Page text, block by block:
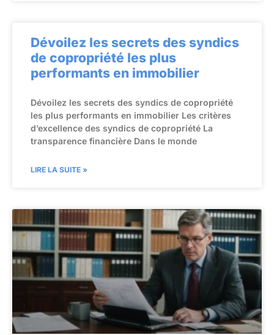
Dévoilez les secrets des syndics
de copropriété les plus
performants en immobilier
Dévoilez les secrets des syndics de copropriété
les plus performants en immobilier Les critères
d’excellence des syndics de copropriété La
transparence financière Dans le monde
LIRE LA SUITE »